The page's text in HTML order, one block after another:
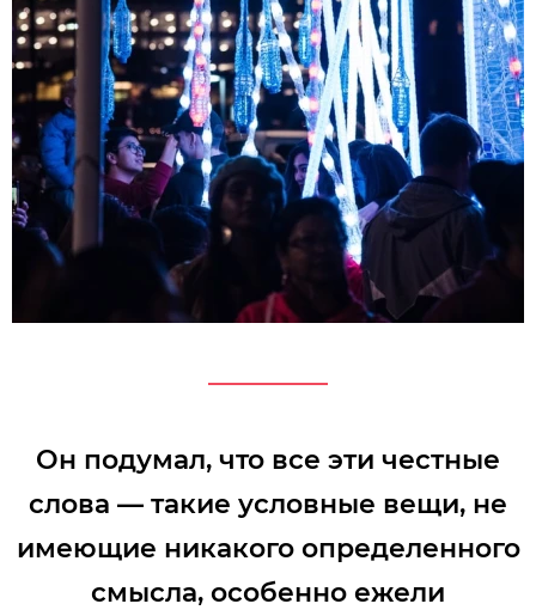
Он подумал, что все эти честные
слова — такие условные вещи, не
имеющие никакого определенного
смысла, особенно ежели